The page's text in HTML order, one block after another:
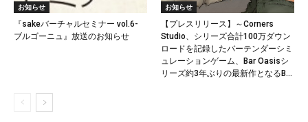
お知らせ
『sakeバーチャルセミナー vol.6-
ブルゴーニュ』放送のお知らせ
お知らせ
【プレスリリース】～Corners
Studio、シリーズ合計100万ダウン
ロードを記録したバーテンダーシミ
ュレーションゲーム、Bar Oasisシ
リーズ約3年ぶりの最新作となるB...